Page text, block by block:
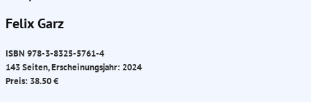
Felix Garz
ISBN 978-3-8325-5761-4
143 Seiten, Erscheinungsjahr: 2024
Preis: 38.50 €